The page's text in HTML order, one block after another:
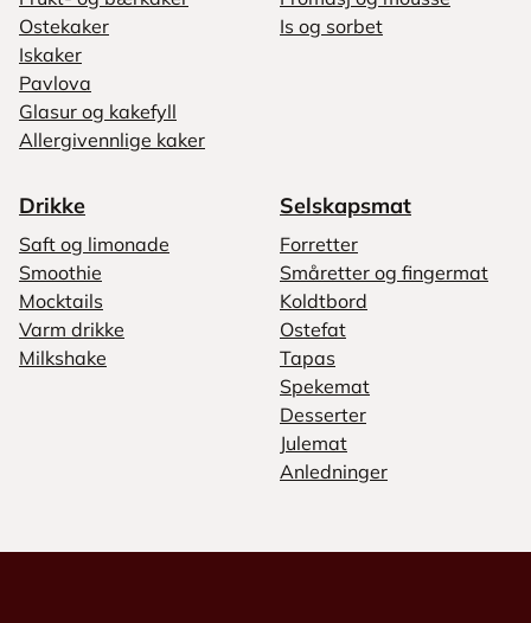
Ostekaker
Iskaker
Pavlova
Glasur og kakefyll
Allergivennlige kaker
Is og sorbet
Drikke
Saft og limonade
Smoothie
Mocktails
Varm drikke
Milkshake
Selskapsmat
Forretter
Småretter og fingermat
Koldtbord
Ostefat
Tapas
Spekemat
Desserter
Julemat
Anledninger